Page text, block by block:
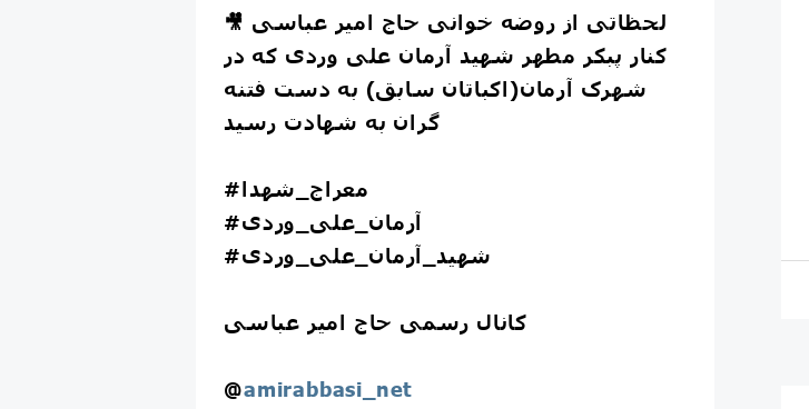
🎥 لحظاتی از روضه خوانی حاج امیر عباسی
کنار پبکر مطهر شهید آرمان علی وردی که در
شهرک آرمان(اکباتان سابق) به دست فتنه
گران به شهادت رسید
#معراج_شهدا
#آرمان_علی_وردی
#شهید_آرمان_علی_وردی
کانال رسمی حاج امیر عباسی
@amirabbasi_net